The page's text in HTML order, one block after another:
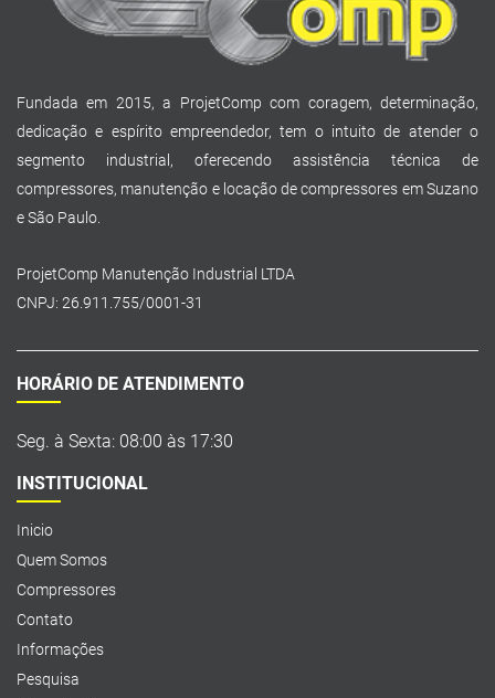
Fundada em 2015, a ProjetComp com coragem, determinação,
dedicação e espírito empreendedor, tem o intuito de atender o
segmento industrial, oferecendo assistência técnica de
compressores, manutenção e locação de compressores em Suzano
e São Paulo.
ProjetComp Manutenção Industrial LTDA
CNPJ: 26.911.755/0001-31
HORÁRIO DE ATENDIMENTO
Seg. à Sexta: 08:00 às 17:30
INSTITUCIONAL
Inicio
Quem Somos
Compressores
Contato
Informações
Pesquisa